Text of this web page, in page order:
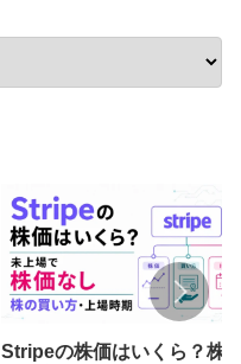
Stripeの株価はいくら？株